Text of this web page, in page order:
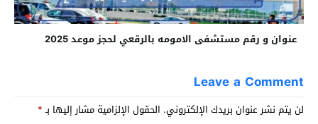
عنوان و رقم مستشفى الامومه بالرقعي لحجز موعد 2025
Leave a Comment
لن يتم نشر عنوان بريدك الإلكتروني. الحقول الإلزامية مشار إليها بـ*